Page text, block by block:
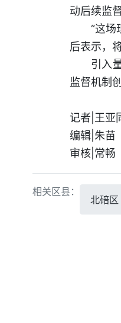
动后续监
“这场
后表示，
引入
监督机制
记者|王亚
编辑|朱苗
审核|常畅
相关区县：
北碚区